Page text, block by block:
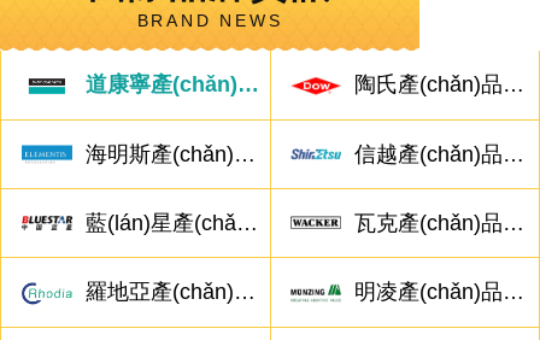
BRAND NEWS
道康寧產(chǎn)品相關(guān)問題 陶氏產(chǎn)品相關(guān)問題
海明斯產(chǎn)品相關(guān)問題 信越產(chǎn)品相關(guān)問題
藍(lán)星產(chǎn)品相關(guān)問題 瓦克產(chǎn)品相關(guān)問題
羅地亞產(chǎn)品相關(guān)問題 明凌產(chǎn)品相關(guān)問題